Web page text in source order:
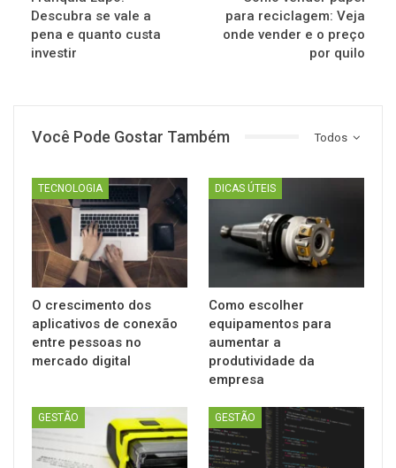
Descubra se vale a
pena e quanto custa
investir
para reciclagem: Veja
onde vender e o preço
por quilo
Todos
Você Pode Gostar Também
TECNOLOGIA
O crescimento dos
aplicativos de conexão
entre pessoas no
mercado digital
DICAS ÚTEIS
Como escolher
equipamentos para
aumentar a
produtividade da
empresa
GESTÃO GESTÃO